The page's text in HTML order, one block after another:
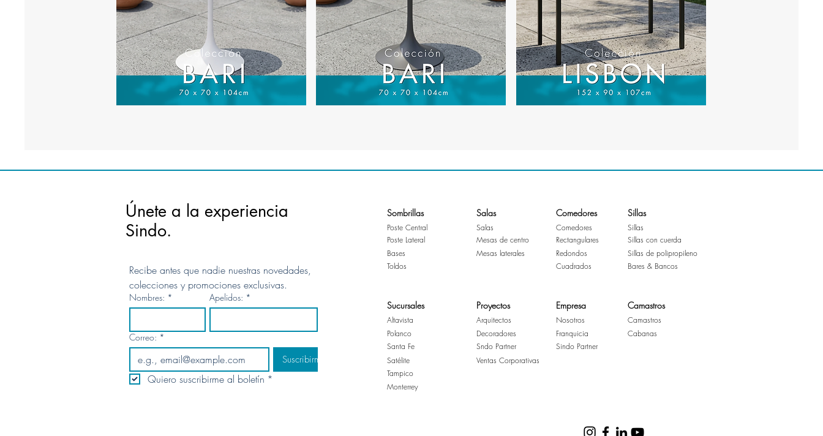
Únete a la experiencia
Sindo.
Recibe antes que nadie nuestras novedades,
colecciones y promociones exclusivas.
Nombres: * Apelidos: *
Correo: *
Suscribirme
Quiero suscribirme al boletín *
Sombrillas
Poste Central
Poste Lateral
Bases
Toldos
Salas
Salas
Mesas de centro
Mesas laterales
Comedores
Comedores
Rectangulares
Redondos
Cuadrados
Sillas
Sillas
Sillas con cuerda
Sillas de polipropileno
Bares & Bancos
Sucursales
Altavista
Polanco
Santa Fe
Satélite
Proyectos
Arquitectos
Decoradores
Sndo Partner
Camastros
Empresa
Nosotros
Camastros
Cabanas
Franquicia
Sindo Partner
Ventas Corporativas
Tampico
Monterrey